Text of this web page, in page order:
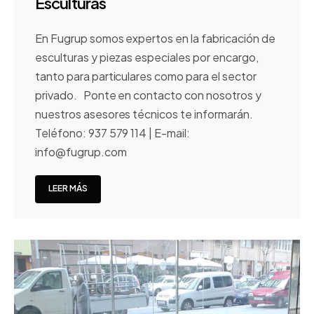
En Fugrup somos expertos en la fabricación de
esculturas y piezas especiales por encargo,
tanto para particulares como para el sector
privado. Ponte en contacto con nosotros y
nuestros asesores técnicos te informarán.
Teléfono: 937 579 114 | E-mail:
info@fugrup.com
LEER MÁS